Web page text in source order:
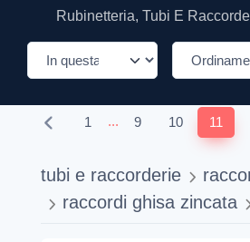
Rubinetteria, Tubi E
1 ... 9 10 11
tubi e raccorderie
raccordi ghisa zincata